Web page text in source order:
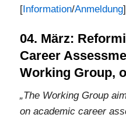
[ Information/Anmeldung]
04. März:
Career
Working Group,
„The Working Group
on academic career